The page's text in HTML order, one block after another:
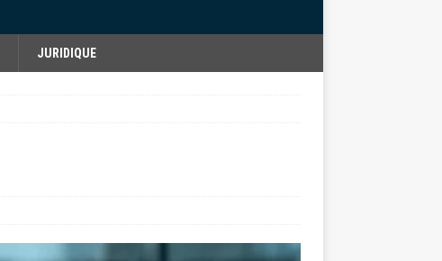
JURIDIQUE